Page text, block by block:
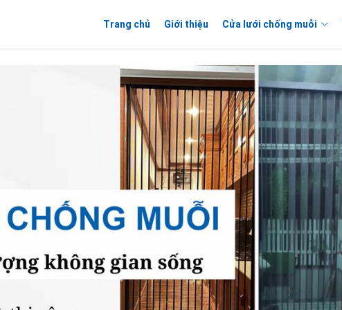
Trang chủ Giới thiệu Cửa lưới chống muỗi